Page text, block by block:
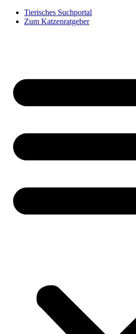
Tierisches Suchportal
Zum Katzenratgeber